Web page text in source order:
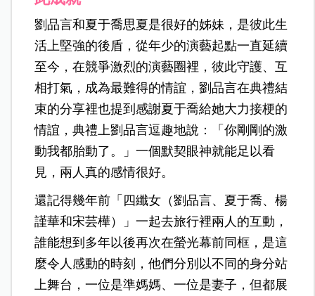
劉品言和夏于喬思夏是很好的姊妹，是彼此生
活上堅強的後盾，從年少的演藝起點一直延續
至今，在競爭激烈的演藝圈裡，彼此守護、互
相打氣，成為最難得的情誼，劉品言在典禮結
束的分享裡也提到感謝夏于喬給她大力接梗的
情誼，典禮上劉品言逗趣地說：「你剛剛的激
動我都胎動了。」一個默契眼神就能足以看
見，兩人真的感情很好。
還記得幾年前「四纖女（劉品言、夏于喬、楊
謹華和宋芸樺）」一起去旅行裡兩人的互動，
誰能想到多年以後再次在螢光幕前同框，是這
麼令人感動的時刻，他們分別以不同的身分站
上舞台，一位是準媽媽、一位是妻子，但都展